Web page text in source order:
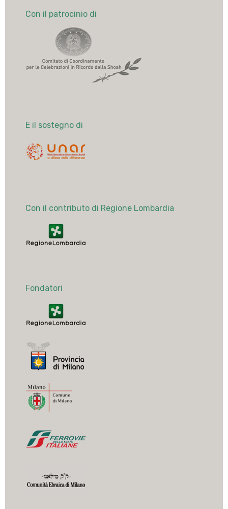
Con il patrocinio di
E il sostegno di
Con il contributo di Regione Lombardia
Fondatori